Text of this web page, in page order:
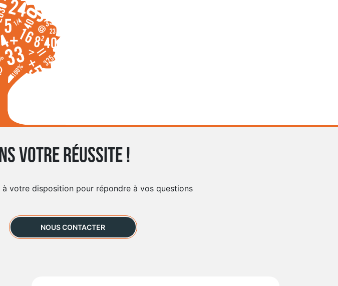
votre réussite !
votre disposition pour répondre à vos questions
NOUS CONTACTER